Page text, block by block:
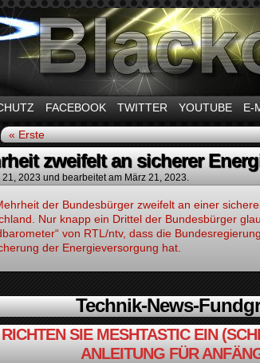
Thema Stromausfall
FACEBOOK TWITTER YOUTUBE E-
« Erste
zweifelt an sicherer
21, 2023 und bearbeitet am März 21, 2023.
der Bundesbürger zweifelt an einer
Nur knapp ein Drittel der Bundesbürger
von RTL/ntv, dass die
der Energieversorgung hat.
Technik-News-
SIE MESHTASTIC EIN
ANLEITUNG FÜR